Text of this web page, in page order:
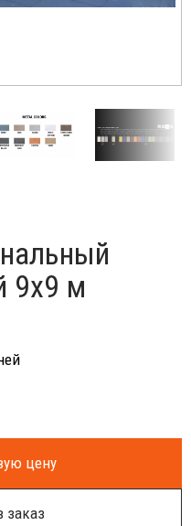
9х9 м
цену
заказ